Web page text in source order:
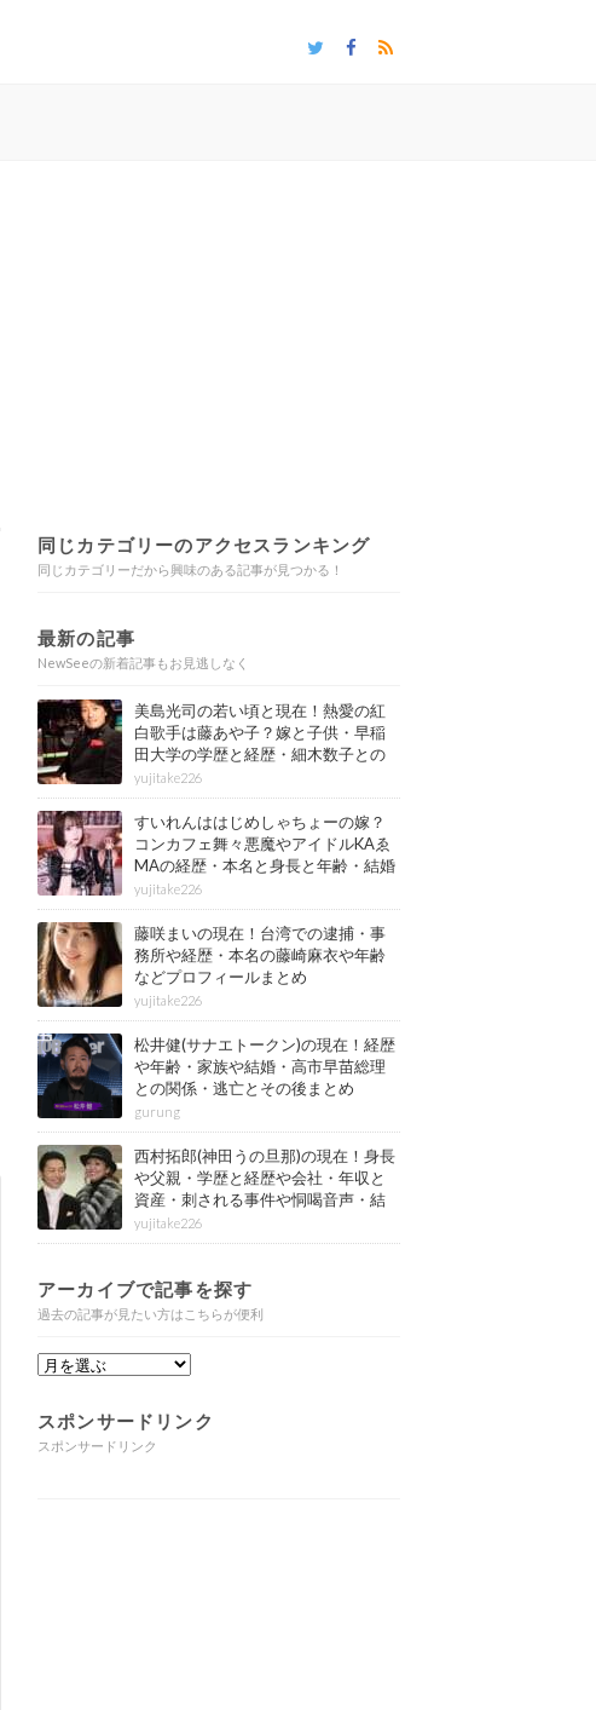
同じカテゴリーのアクセスランキング
同じカテゴリーだから興味のある記事が見つかる！
最新の記事
NewSeeの新着記事もお見逃しなく
美島光司の若い頃と現在！熱愛の紅
白歌手は藤あや子？嫁と子供・早稲
田大学の学歴と経歴・細木数子との
確執もまとめ
yujitake226
すいれんははじめしゃちょーの嫁？
コンカフェ舞々悪魔やアイドルKAゑ
MAの経歴・本名と身長と年齢・結婚
情報もまとめ
yujitake226
藤咲まいの現在！台湾での逮捕・事
務所や経歴・本名の藤崎麻衣や年齢
などプロフィールまとめ
yujitake226
松井健(サナエトークン)の現在！経歴
や年齢・家族や結婚・高市早苗総理
との関係・逃亡とその後まとめ
gurung
西村拓郎(神田うの旦那)の現在！身長
や父親・学歴と経歴や会社・年収と
資産・刺される事件や恫喝音声・結
婚と子供や自宅・脳梗塞の病気もま
とめ
yujitake226
アーカイブで記事を探す
過去の記事が見たい方はこちらが便利
スポンサードリンク
スポンサードリンク